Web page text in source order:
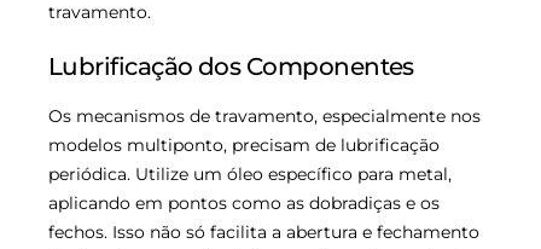
travamento.
Lubrificação dos Componentes
Os mecanismos de travamento, especialmente nos
modelos multiponto, precisam de lubrificação
periódica. Utilize um óleo específico para metal,
aplicando em pontos como as dobradiças e os
fechos. Isso não só facilita a abertura e fechamento